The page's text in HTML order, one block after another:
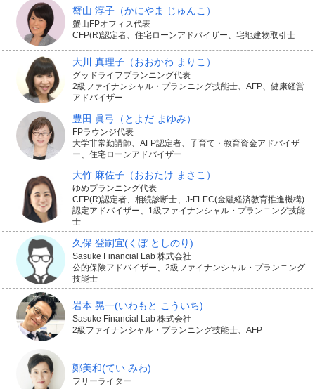
蟹山 淳子 （かにやま じゅんこ）
蟹山FPオフィス代表
CFP(R)認定者、住宅ローンアドバイザー、宅地建物取引士
大川 真理子 （おおかわ まりこ）
グッドライフプランニング代表
2級ファイナンシャル・プランニング技能士、AFP、健康経営
アドバイザー
豊田 眞弓 （とよだ まゆみ）
FPラウンジ代表
大学非常勤講師、AFP認定者、子育て・教育資金アドバイザ
ー、住宅ローンアドバイザー
大竹 麻佐子 （おおたけ まさこ）
ゆめプランニング代表
CFP(R)認定者、相続診断士、J-FLEC(金融経済教育推進機構)
認定アドバイザー、1級ファイナンシャル・プランニング技能
士
久保 登嗣宜(くぼ としのり)
Sasuke Financial Lab 株式会社
公的保険アドバイザー、2級ファイナンシャル・プランニング
技能士
岩本 晃一(いわもと こういち)
Sasuke Financial Lab 株式会社
2級ファイナンシャル・プランニング技能士、AFP
鄭美和(てい みわ)
フリーライター